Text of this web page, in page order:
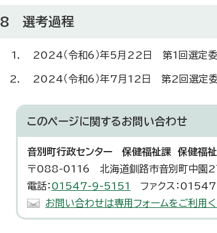
8 選考過程
2024（令和6）年5月22日 第1回選定委
2024（令和6）年7月12日 第2回選定委員
このページに関するお問い合わせ
音別町行政センター 保健福祉課 保健福
〒088-0116 北海道釧路市音別町中園2
電話： 01547-9-5151
ファクス：
お問い合わせは専用フォームをご利用く